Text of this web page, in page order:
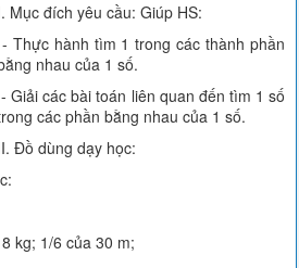
Mục đích yêu cầu: Giúp HS:
- Thực hành tìm 1 trong các thành phần
nhau của 1 số.
- Giải các bài toán liên quan đến tìm 1 số
các phần bằng nhau của 1 số.
Đồ dùng dạy học:
kg; 1/6 của 30 m;